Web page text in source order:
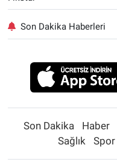
Son Dakika Haberleri
Son Dakika Haber
Sağlık
Spor